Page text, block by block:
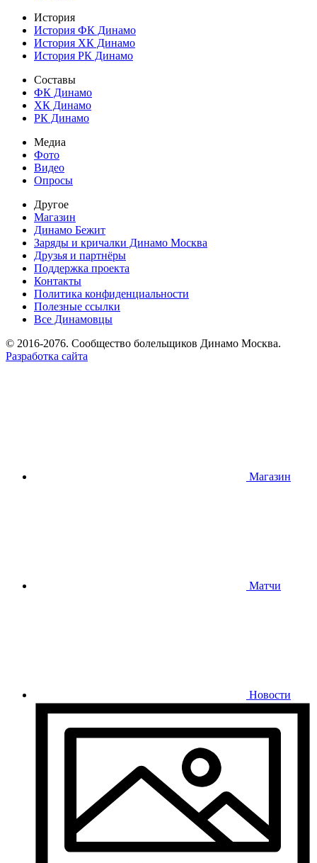
История
История ФК Динамо
История ХК Динамо
История РК Динамо
Составы
ФК Динамо
ХК Динамо
РК Динамо
Медиа
Фото
Видео
Опросы
Другое
Магазин
Динамо Бежит
Заряды и кричалки Динамо Москва
Друзья и партнёры
Поддержка проекта
Контакты
Политика конфиденциальности
Полезные ссылки
Все Динамовцы
© 2016-2076. Сообщество болельщиков Динамо Москва.
Разработка сайта
Магазин
Матчи
Новости